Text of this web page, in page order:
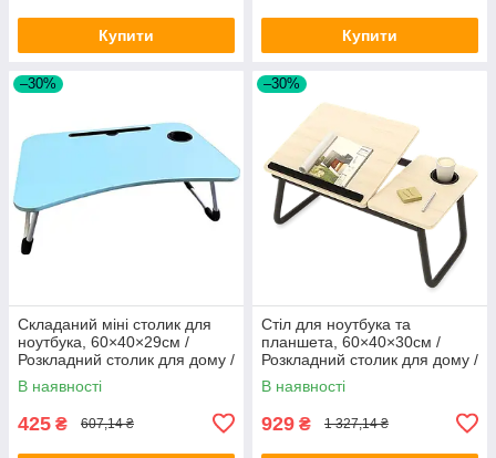
Купити Купити
–30%
Складаний міні столик для
ноутбука, 60×40×29см /
Розкладний столик для дому /
Портативний стіл для
ноутбука
В наявності
425 ₴ 607,14 ₴
–30%
Стіл для ноутбука та
планшета, 60×40×30см /
Розкладний столик для дому /
Портативний стіл для
ноутбука
В наявності
929 ₴ 1 327,14 ₴